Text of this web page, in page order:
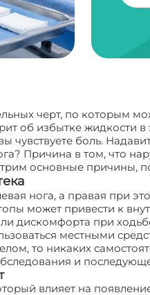
черт, по которым
об избытке жидкости
чувствуете боль.
Причина в том, что
основные причины,
нога, а правая при
может привести к
дискомфорта при
местными
то никаких
и
влияет на